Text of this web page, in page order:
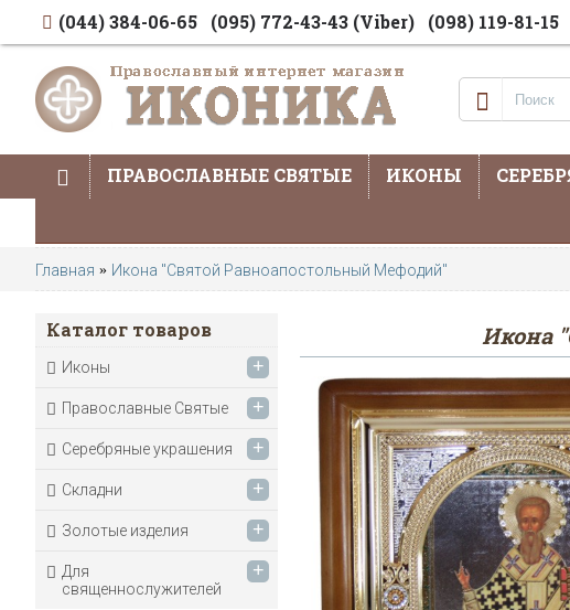
(044) 384-06-65 (095) 772-43-43 (Viber) (098) 119-81-15
ПРАВОСЛАВНЫЕ СВЯТЫЕ ИКОНЫ
Главная Икона "Святой Равноапостольный Мефодий"
Каталог товаров
Иконы +
Православные Святые +
Серебряные украшения +
Складни +
Золотые изделия +
Для
священнослужителей
+
Икона